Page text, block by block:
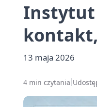
Instytut
13 maja 2026
4 min czytania